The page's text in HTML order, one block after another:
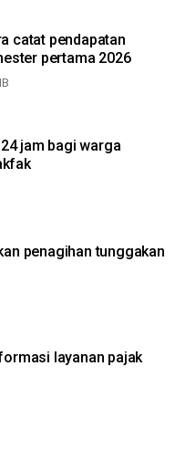
catat pendapatan
pertama 2026
jam bagi warga
penagihan tunggakan
layanan pajak